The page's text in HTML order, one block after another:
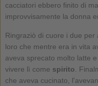
cacciatori ebbero finito di
improvvisamente la donna
Ringraziò di cuore i due per
loro che mentre era in vita
aveva sprecato molto latte
vivere lì come spirito .
che aveva cucinato,